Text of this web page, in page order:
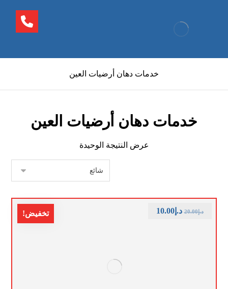
خدمات دهان أرضيات العين
خدمات دهان أرضيات العين
عرض النتيجة الوحيدة
تخفيض! د.إ20.00 د.إ10.00